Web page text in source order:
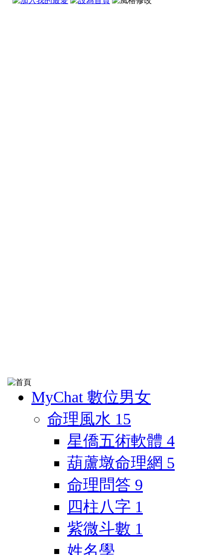
MyChat 數位男女
命理風水 15
星僑五術軟體 4
葫蘆墩命理網 5
命理問答 9
四柱八字 1
紫微斗數 1
姓名學